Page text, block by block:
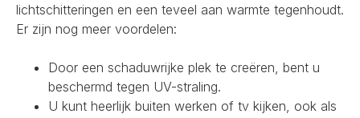
lichtschitteringen en een teveel aan warmte tegenhoudt.
Er zijn nog meer voordelen:
Door een schaduwrijke plek te creëren, bent u
beschermd tegen UV-straling.
U kunt heerlijk buiten werken of tv kijken, ook als